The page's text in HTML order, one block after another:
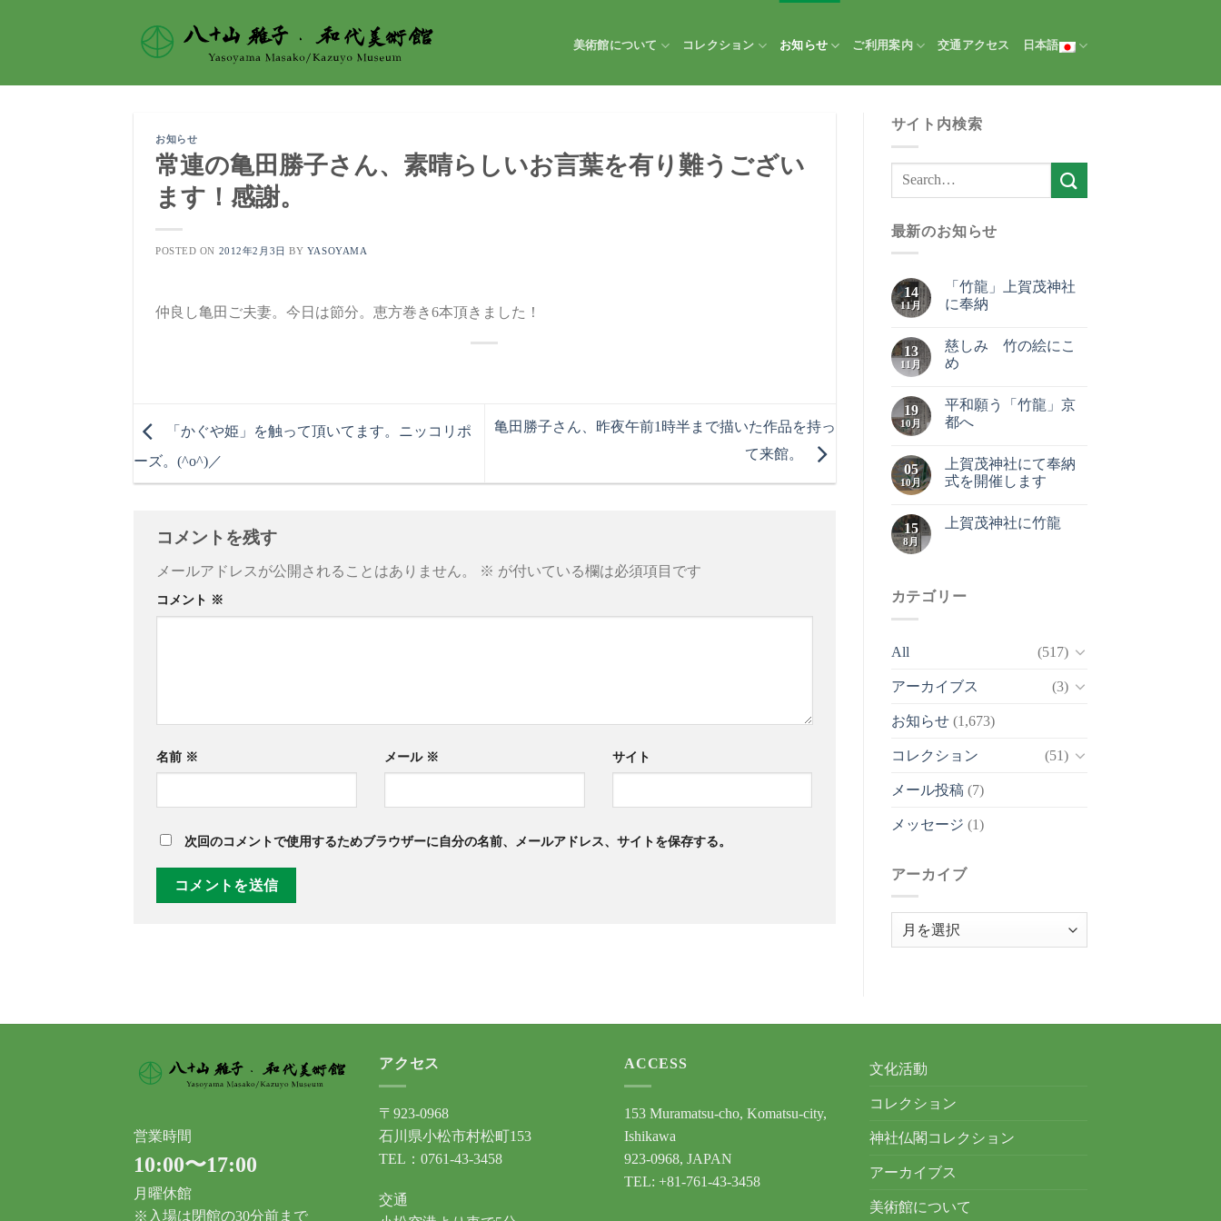
美術館について コレクション お知らせ ご利用案内 交通アクセス 日本語
お知らせ
常連の亀田勝子さん、素晴らしいお言葉を有り難うござい
ます！感謝。
POSTED ON 2012年2月3日 BY YASOYAMA
仲良し亀田ご夫妻。今日は節分。恵方巻き6本頂きました！
「かぐや姫」を触って頂いてます。ニッコリポ
ーズ。(^o^)／
亀田勝子さん、昨夜午前1時半まで描いた作品を持っ
て来館。
コメントを残す
メールアドレスが公開されることはありません。 ※ が付いている欄は必須項目です
コメント ※
名前 ※ メール ※ サイト
次回のコメントで使用するためブラウザーに自分の名前、メールアドレス、サイトを保存する。
サイト内検索
最新のお知らせ
14
11月
「竹龍」上賀茂神社
に奉納
13
11月
慈しみ 竹の絵にこ
め
19
10月
平和願う「竹龍」京
都へ
05
10月
上賀茂神社にて奉納
式を開催します
15
8月
上賀茂神社に竹龍
カテゴリー
All (517)
アーカイブス (3)
お知らせ(1,673)
コレクション (51)
メール投稿(7)
メッセージ (1)
アーカイブ
営業時間
10:00〜17:00
月曜休館
※入場は閉館の30分前まで
アクセス
〒923-0968
石川県小松市村松町153
TEL：0761-43-3458
交通
ACCESS
153 Muramatsu-cho, Komatsu-city,
Ishikawa
923-0968, JAPAN
TEL: +81-761-43-3458
文化活動
コレクション
神社仏閣コレクション
アーカイブス
美術館について